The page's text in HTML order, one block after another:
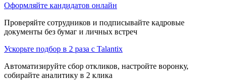
Оформляйте кандидатов онлайн
Проверяйте сотрудников и подписывайте кадровые
документы без бумаг и личных встреч
Ускорьте подбор в 2 раза с Talantix
Автоматизируйте сбор откликов, настройте воронку,
собирайте аналитику в 2 клика